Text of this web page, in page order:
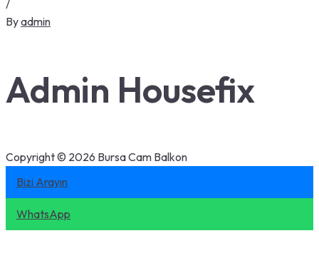
/
Byadmin
Admin Housefix
Copyright © 2026 Bursa Cam Balkon
Bizi Arayın
WhatsApp